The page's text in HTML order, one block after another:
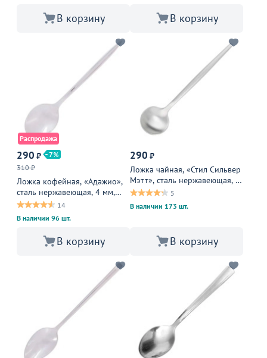
В корзину В корзину
Распродажа
290 ₽
7
310 ₽
Ложка кофейная, «Адажио»,
сталь нержавеющая, 4 мм,
металлическая
14
В наличии 96 шт.
В корзину
290 ₽
Ложка чайная, «Стил Сильвер
Мэтт», сталь нержавеющая, 3
см, серебристый
5
В наличии 173 шт.
В корзину